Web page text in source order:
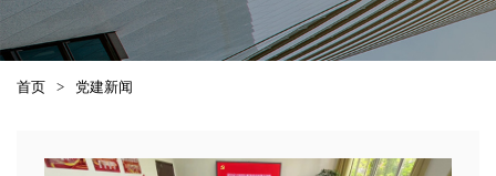
首页 > 党建新闻